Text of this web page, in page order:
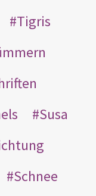
Tigris
Susa
Schnee